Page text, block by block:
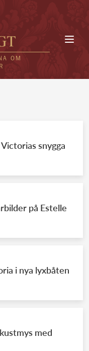
OM
snygga
på Estelle
i nya lyxbåten
med